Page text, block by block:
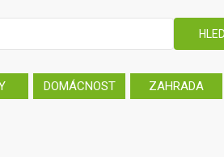
DOMÁCNOST ZAHRADA